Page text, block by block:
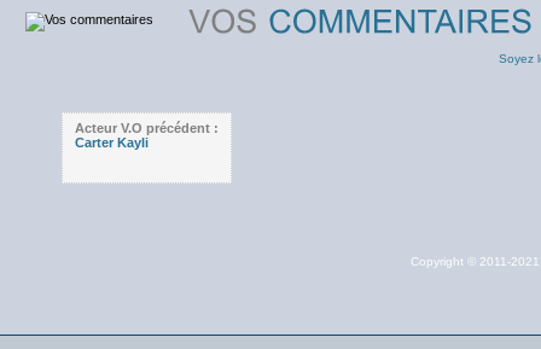
Soyez
Acteur V.O précédent :
Carter Kayli
Copyright © 2011-